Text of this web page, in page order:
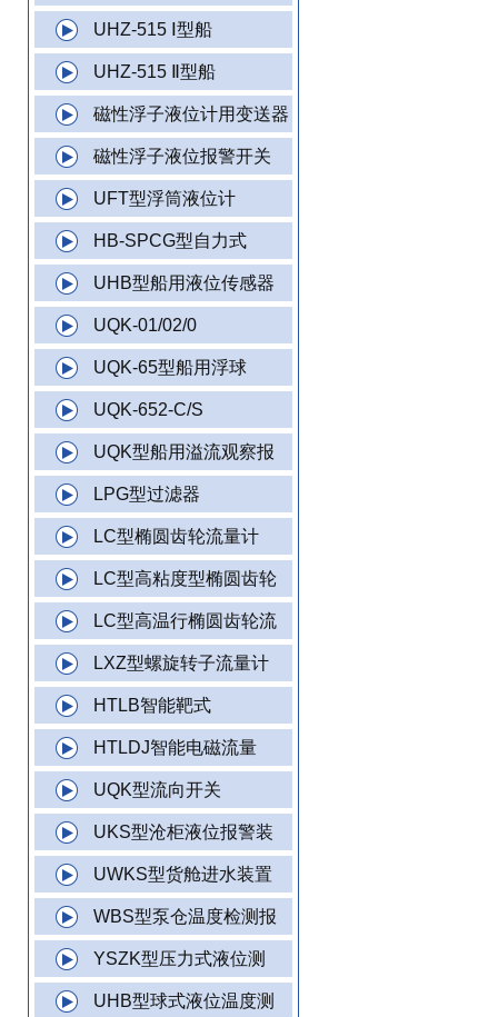
UHZ-515 Ⅰ型船
UHZ-515 Ⅱ型船
磁性浮子液位计用变送器
磁性浮子液位报警开关
UFT型浮筒液位计
HB-SPCG型自力式
UHB型船用液位传感器
UQK-01/02/0
UQK-65型船用浮球
UQK-652-C/S
UQK型船用溢流观察报
LPG型过滤器
LC型椭圆齿轮流量计
LC型高粘度型椭圆齿轮
LC型高温行椭圆齿轮流
LXZ型螺旋转子流量计
HTLB智能靶式
HTLDJ智能电磁流量
UQK型流向开关
UKS型沧柜液位报警装
UWKS型货舱进水装置
WBS型泵仓温度检测报
YSZK型压力式液位测
UHB型球式液位温度测